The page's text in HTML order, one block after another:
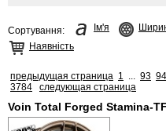
Сортування: Ім'я
Наявність
предыдущая страница 1 93 94
3784
следующая страница
Voin Total Forged Stamina-